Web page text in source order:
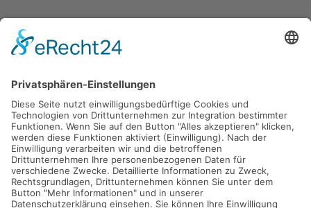
Gefördert durch die
Freie und Hansestadt Hamburg